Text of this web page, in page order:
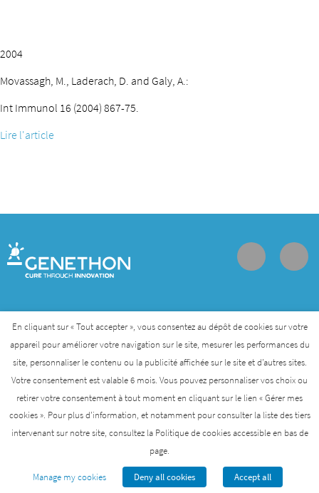
2004
Movassagh, M., Laderach, D. and Galy, A.:
Int Immunol 16 (2004) 867-75.
Lire l'article
Genethon is a member of the Biotherapies Institute for
Rare Diseases that was created by AFM-Telethon
AFM-TÉLÉTHON BIOTHERAPIES INSTITUTE
INSTITUTE OF MYOLOGY
En cliquant sur « Tout accepter », vous consentez au dépôt de cookies sur votre
appareil pour améliorer votre navigation sur le site, mesurer les performances du
site, personnaliser le contenu ou la publicité affichée sur le site et d’autres sites.
Votre consentement est valable 6 mois. Vous pouvez personnaliser vos choix ou
retirer votre consentement à tout moment en cliquant sur le lien « Gérer mes
cookies ». Pour plus d’information, et notamment pour consulter la liste des tiers
intervenant sur notre site, consultez la Politique de cookies accessible en bas de
page.
Manage my cookies Deny all cookies Accept all